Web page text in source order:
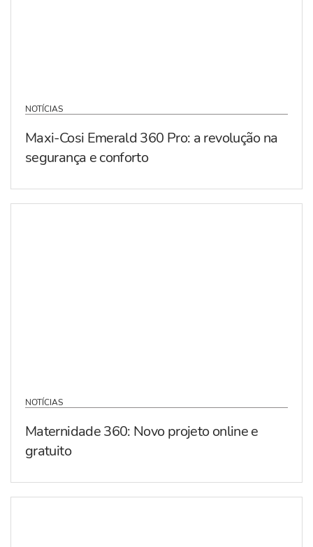
NOTÍCIAS
Maxi-Cosi Emerald 360 Pro: a revolução na
segurança e conforto
NOTÍCIAS
Maternidade 360: Novo projeto online e
gratuito